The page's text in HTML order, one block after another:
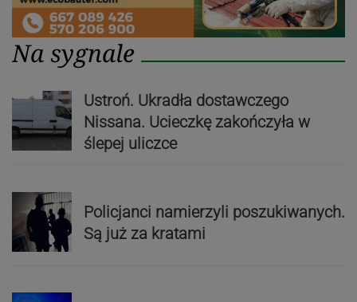
Na sygnale
Ustroń. Ukradła dostawczego
Nissana. Ucieczkę zakończyła w
ślepej uliczce
Policjanci namierzyli poszukiwanych.
Są już za kratami